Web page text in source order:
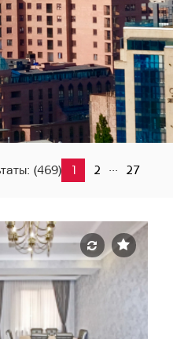
(469) 1 2 ... 27